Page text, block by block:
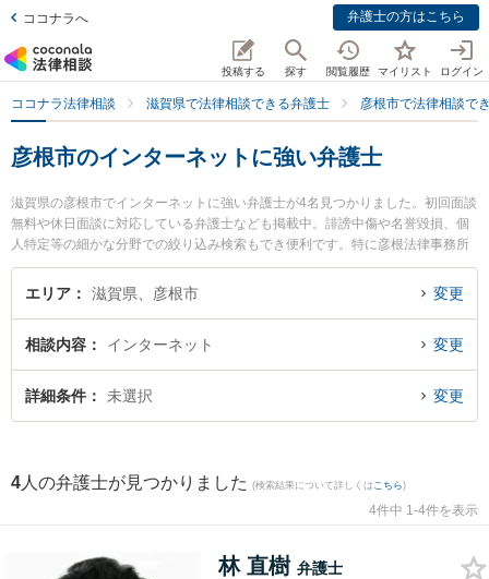
ココナラへ 弁護士の方はこちら
投稿する 探す 閲覧履歴 マイリスト ログイン
ココナラ法律相談 滋賀県で法律相談できる弁護士 彦根市で法律相談で
彦根市のインターネットに強い弁護士
滋賀県の彦根市でインターネットに強い弁護士が4名見つかりました。初回面談
無料や休日面談に対応している弁護士なども掲載中。誹謗中傷や名誉毀損、個
人特定等の細かな分野での絞り込み検索もでき便利です。特に彦根法律事務所
の林 直樹弁護士や彩明法律事務所の二之宮 健治弁護士、南彦根法律事務所の鈴
木 司弁護士のプロフィール情報や弁護士費用、強みなどが注目されています。
『彦根市で土日や夜間に発生したインターネットのトラブルを今すぐに弁護士
検索したい』『初回相談無料でインターネットを法律相談できる彦根市内の弁
護士に相談予約したい』などでお困りの相談者さんにおすすめです。
エリア 滋賀県、彦根市 変更
相談内容 インターネット 変更
詳細条件 未選択 変更
4 人の弁護士が見つかりました (検索結果について詳しくは こちら)
4件中 1-4件を表示
林 直樹 弁護士